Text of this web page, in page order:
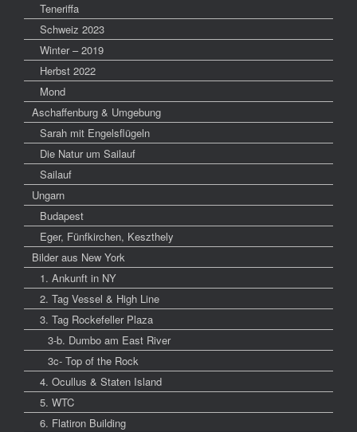
Teneriffa
Schweiz 2023
Winter – 2019
Herbst 2022
Mond
Aschaffenburg & Umgebung
Sarah mit Engelsflügeln
Die Natur um Sailauf
Sailauf
Ungarn
Budapest
Eger, Fünfkirchen, Keszthely
Bilder aus New York
1. Ankunft in NY
2. Tag Vessel & High Line
3. Tag Rockefeller Plaza
3-b. Dumbo am East River
3c- Top of the Rock
4. Ocullus & Staten Island
5. WTC
6. Flatiron Building